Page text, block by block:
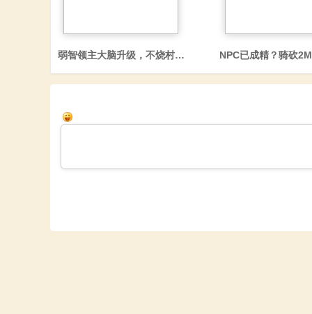
弱智领主大脑升级，不烧村追着玩家打！骑砍2《战争与AI
NPC已成精？骑砍